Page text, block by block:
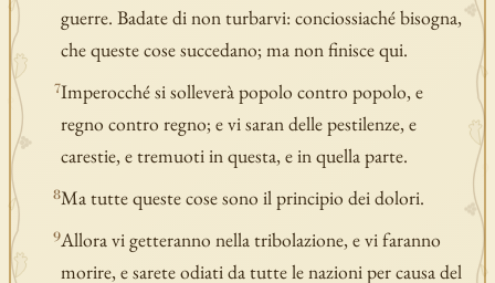
guerre. Badate di non turbarvi: conciossiaché bisogna,
che queste cose succedano; ma non finisce qui.
7Imperocché si solleverà popolo contro popolo, e
regno contro regno; e vi saran delle pestilenze, e
carestie, e tremuoti in questa, e in quella parte.
8Ma tutte queste cose sono il principio dei dolori.
9Allora vi getteranno nella tribolazione, e vi faranno
morire, e sarete odiati da tutte le nazioni per causa del